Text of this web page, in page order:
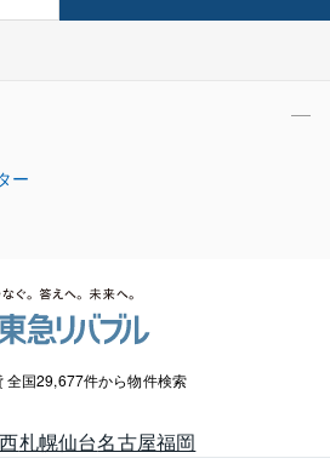
ー
全国29,677件から物件検索
札幌仙台名古屋福岡